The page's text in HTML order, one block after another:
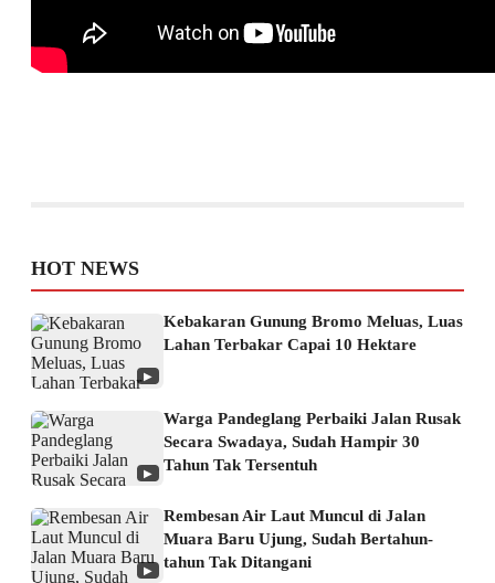
HOT NEWS
▶
Kebakaran Gunung Bromo Meluas, Luas
Lahan Terbakar Capai 10 Hektare
▶
Warga Pandeglang Perbaiki Jalan Rusak
Secara Swadaya, Sudah Hampir 30
Tahun Tak Tersentuh
▶
Rembesan Air Laut Muncul di Jalan
Muara Baru Ujung, Sudah Bertahun-
tahun Tak Ditangani